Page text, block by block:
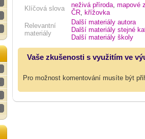
Klíčová slova neživá příroda mapové
ČR
křížovka
Relevantní
materiály
Další materiály autora
Další materiály stejné
Další materiály školy
Vaše zkušenosti s využitím ve
Pro možnost komentování musíte být